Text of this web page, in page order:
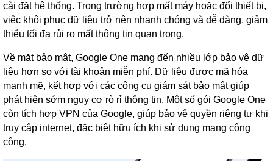
cài đặt hệ thống. Trong trường hợp mất máy hoặc đổi thiết bị,
việc khôi phục dữ liệu trở nên nhanh chóng và dễ dàng, giảm
thiểu tối đa rủi ro mất thông tin quan trọng.
Về mặt bảo mật, Google One mang đến nhiều lớp bảo vệ dữ
liệu hơn so với tài khoản miễn phí. Dữ liệu được mã hóa
mạnh mẽ, kết hợp với các công cụ giám sát bảo mật giúp
phát hiện sớm nguy cơ rò rỉ thông tin. Một số gói Google One
còn tích hợp VPN của Google, giúp bảo vệ quyền riêng tư khi
truy cập internet, đặc biệt hữu ích khi sử dụng mạng công
cộng.